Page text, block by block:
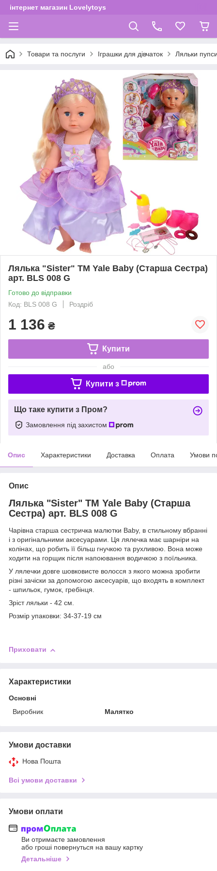
інтернет магазин Lovelytoys
Товари та послуги Іграшки для дівчаток Ляльки
Лялька "Sister" TM Yale Baby (Старша Сестра)
арт. BLS 008 G
Готово до відправки
Код: BLS 008 G
Роздріб
1 136 ₴
Купити
або
Купити з
Що таке купити з Пром?
Замовлення під захистом
Опис Характеристики Доставка Оплата Умови
Опис
Лялька "Sister" TM Yale Baby (Старша
Сестра) арт. BLS 008 G
Чарівна старша сестричка малютки Baby, в стильному вбранні
і з оригінальними аксесуарами. Ця лялечка має шарніри на
колінах, що робить її більш гнучкою та рухливою. Вона може
ходити на горщик після напоювання водичкою з поїльника.
У лялечки довге шовковисте волосся з якого можна зробити
різні зачіски за допомогою аксесуарів, що входять в комплект
- шпильок, гумок, гребінця.
Зріст ляльки - 42 см.
Розмір упаковки: 34-37-19 см
Приховати
Характеристики
Основні
Виробник
Малятко
Умови доставки
Нова Пошта
Всі умови доставки
Умови оплати
Ви отримаєте замовлення
або гроші повернуться на вашу картку
Детальніше